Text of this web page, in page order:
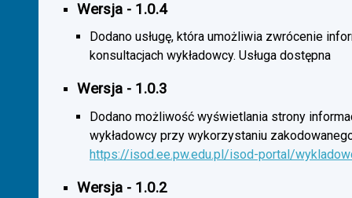
Wersja - 1.0.4
Dodano usługę, która umożliwia zwrócenie
konsultacjach wykładowcy. Usługa dostępna
Wersja - 1.0.3
Dodano możliwość wyświetlania strony
wykładowcy przy wykorzystaniu
https://isod.ee.pw.edu.pl/isod-portal/
Wersja - 1.0.2